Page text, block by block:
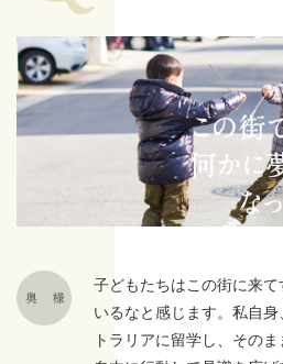
子どもたちはこの街に来
いるなと感じます。私自
トラリアに留学し、その